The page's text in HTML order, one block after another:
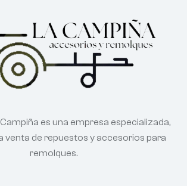
es una empresa especializada,
venta de repuestos y accesorios para
remolques.